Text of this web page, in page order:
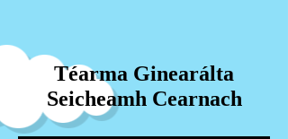
Téarma Ginearálta
Seicheamh Cearnach